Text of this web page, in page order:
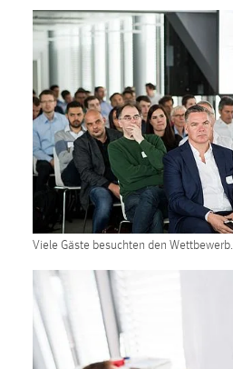
Viele Gäste besuchten den Wettbewerb.
Cookie Laufzeit:
3 Monate
Facebook Pixel
Name:
_fbp
Anbieter:
Facebook
Zweck:
Conversion-Tracking
Cookie Laufzeit:
3 Monate